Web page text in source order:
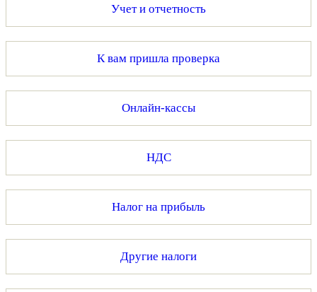
Учет и отчетность
К вам пришла проверка
Онлайн-кассы
НДС
Налог на прибыль
Другие налоги